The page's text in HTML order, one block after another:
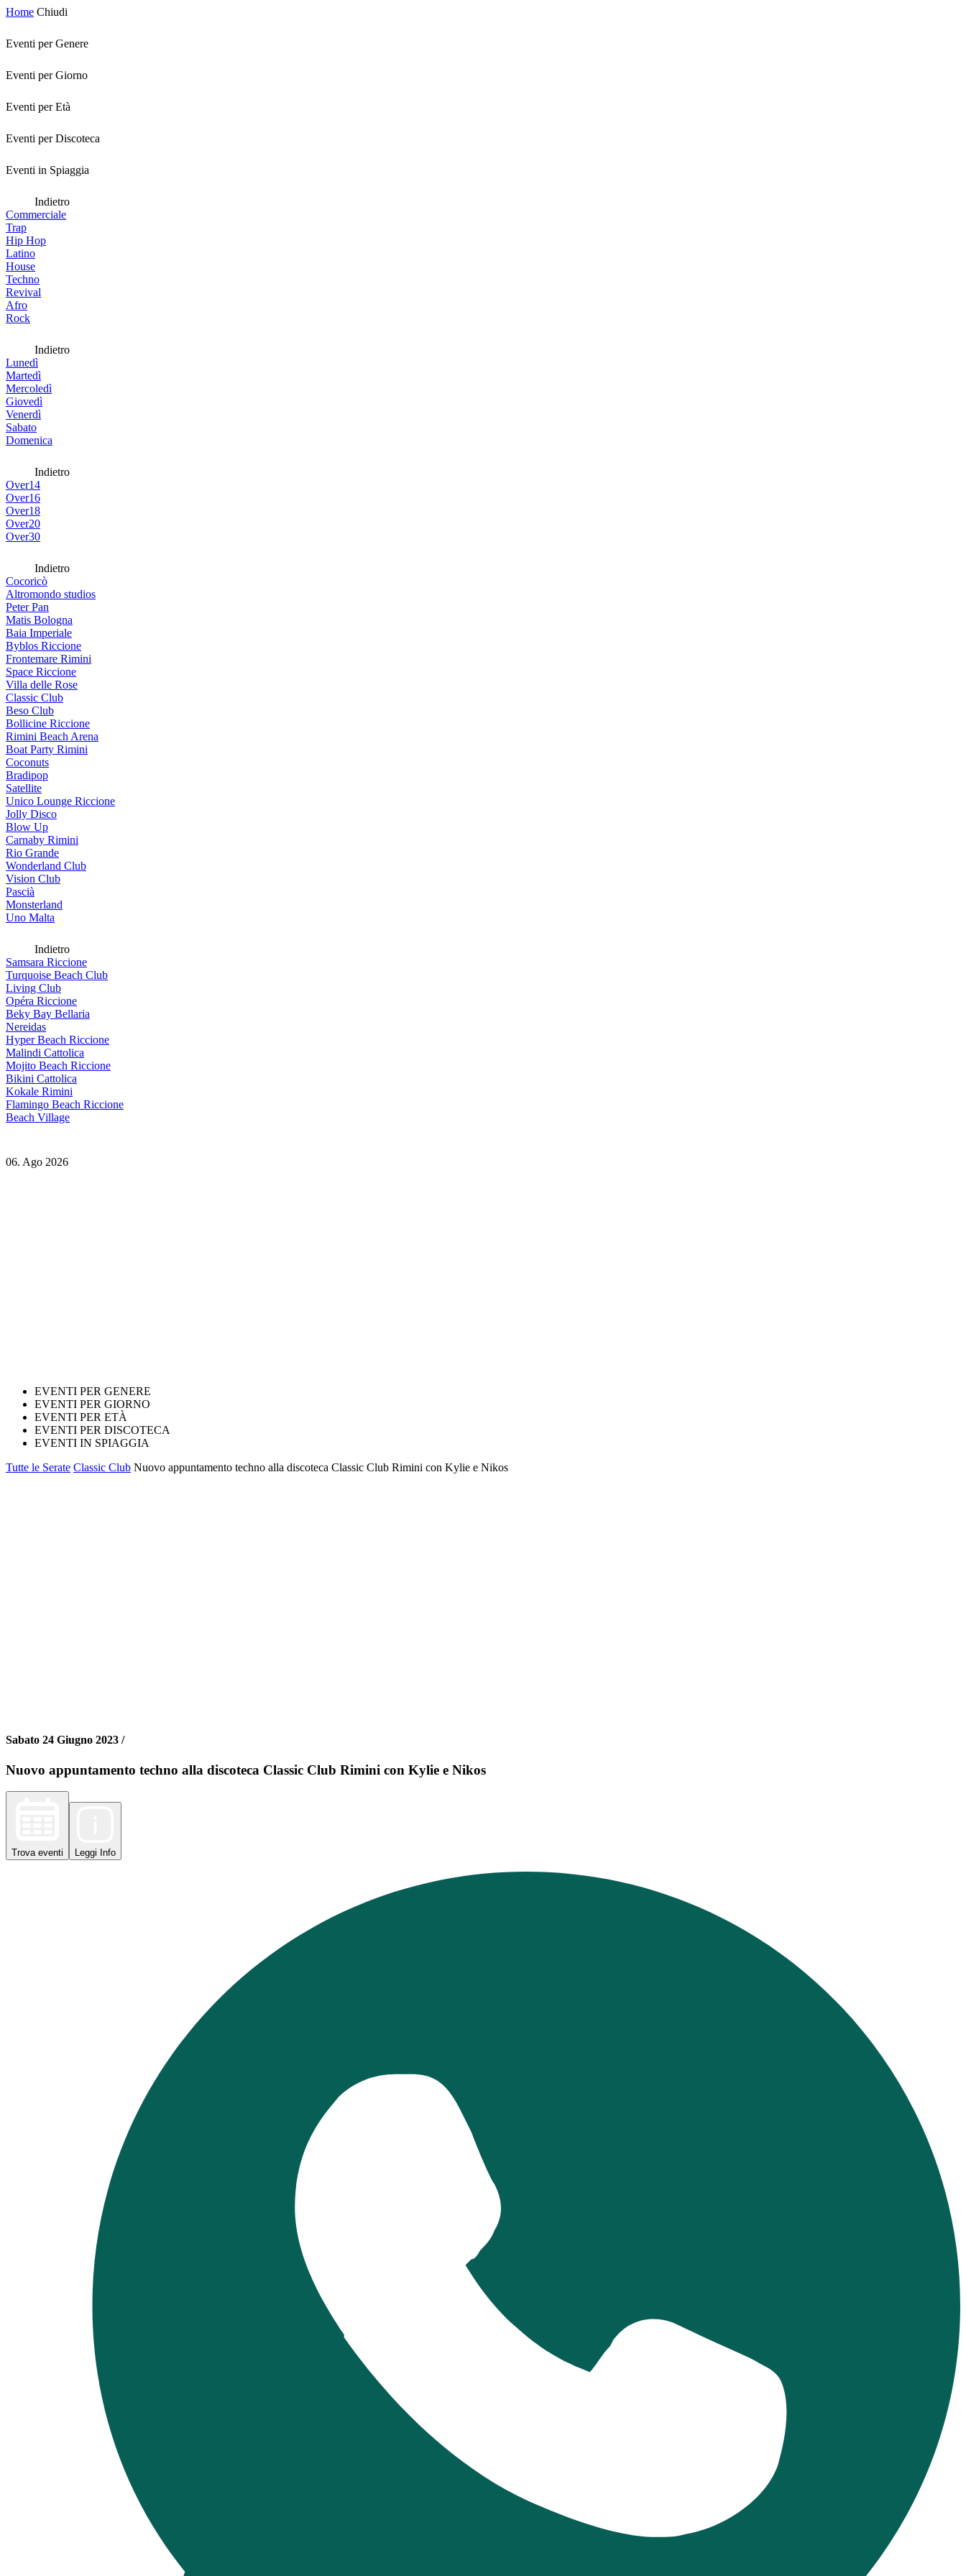
Home Chiudi
Eventi per Genere
Eventi per Giorno
Eventi per Età
Eventi per Discoteca
Eventi in Spiaggia
Indietro
Commerciale
Trap
Hip Hop
Latino
House
Techno
Revival
Afro
Rock
Indietro
Lunedì
Martedì
Mercoledì
Giovedì
Venerdì
Sabato
Domenica
Indietro
Over14
Over16
Over18
Over20
Over30
Indietro
Cocoricò
Altromondo studios
Peter Pan
Matis Bologna
Baia Imperiale
Byblos Riccione
Frontemare Rimini
Space Riccione
Villa delle Rose
Classic Club
Beso Club
Bollicine Riccione
Rimini Beach Arena
Boat Party Rimini
Coconuts
Bradipop
Satellite
Unico Lounge Riccione
Jolly Disco
Blow Up
Carnaby Rimini
Rio Grande
Wonderland Club
Vision Club
Pascià
Monsterland
Uno Malta
Indietro
Samsara Riccione
Turquoise Beach Club
Living Club
Opéra Riccione
Beky Bay Bellaria
Nereidas
Hyper Beach Riccione
Malindi Cattolica
Mojito Beach Riccione
Bikini Cattolica
Kokale Rimini
Flamingo Beach Riccione
Beach Village
06. Ago 2026
EVENTI PER GENERE
EVENTI PER GIORNO
EVENTI PER ETÀ
EVENTI PER DISCOTECA
EVENTI IN SPIAGGIA
Tutte le Serate Classic Club Nuovo appuntamento techno alla discoteca Classic Club Rimini con Kylie e Nikos
Sabato 24 Giugno 2023 /
Nuovo appuntamento techno alla discoteca Classic Club Rimini con Kylie e Nikos
Trova eventi Leggi Info